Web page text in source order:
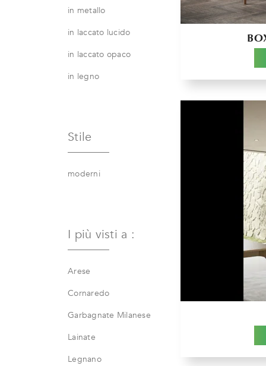
in metallo
in laccato lucido
in laccato opaco
in legno
Stile
moderni
I più visti a :
Arese
Cornaredo
Garbagnate Milanese
Lainate
Legnano